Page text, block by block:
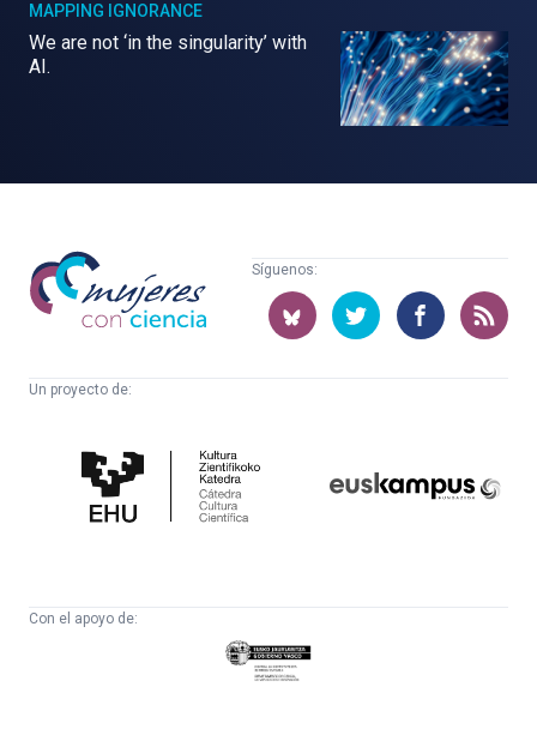
MAPPING IGNORANCE
We are not ‘in the singularity’ with
AI.
Mujeres
con
ciencia
Síguenos:
Un proyecto de:
Cultura
Científica
Con el apoyo de:
Eusko
Jaurlaritza